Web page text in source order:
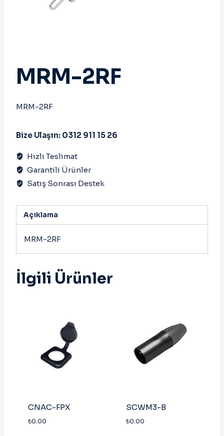
MRM-2RF
MRM-2RF
Bize Ulaşın: 0312 911 15 26
Hızlı Teslimat
Garantili Ürünler
Satış Sonrası Destek
Açıklama
MRM-2RF
İlgili Ürünler
CNAC-FPX
₺0.00
SCWM3-B
₺0.00